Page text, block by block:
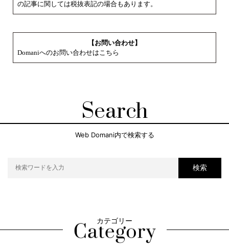
の記事に関しては税抜表記の場合もあります。
【お問い合わせ】
Domaniへのお問い合わせはこちら
Search
Web Domani内で検索する
検索
カテゴリー